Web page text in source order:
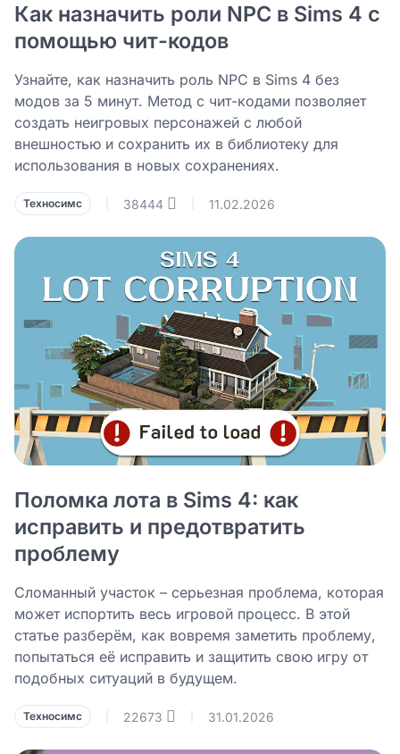
Как назначить роли NPC в Sims 4 с
помощью чит-кодов
Узнайте, как назначить роль NPC в Sims 4 без
модов за 5 минут. Метод с чит-кодами позволяет
создать неигровых персонажей с любой
внешностью и сохранить их в библиотеку для
использования в новых сохранениях.
Техносимс 38444 11.02.2026
Поломка лота в Sims 4: как
исправить и предотвратить
проблему
Сломанный участок – серьезная проблема, которая
может испортить весь игровой процесс. В этой
статье разберём, как вовремя заметить проблему,
попытаться её исправить и защитить свою игру от
подобных ситуаций в будущем.
Техносимс 22673 31.01.2026